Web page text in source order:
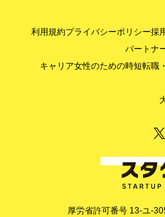
利用規約プライバシーポリシー採
パートナ
キャリア女性のための時短転職
厚労省許可番号 13-ユ-